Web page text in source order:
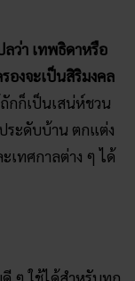
งจะเป็นสิริมงคล
กก็เป็นเสน่ห์ชวน
ะดับบ้าน ตกแต่ง
เทศกาลต่าง ๆ ได้
ๆ ใช้ได้สำหรับทุก
ย ทางเรา Ruay